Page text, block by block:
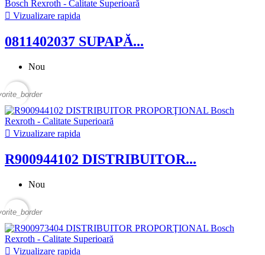
 Vizualizare rapida
0811402037 SUPAPĂ...
Nou
 Vizualizare rapida
R900944102 DISTRIBUITOR...
Nou
 Vizualizare rapida